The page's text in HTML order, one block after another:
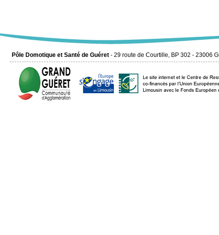
Pôle Domotique et Santé de Guéret - 29 route de Courtille, BP 302 - 23006